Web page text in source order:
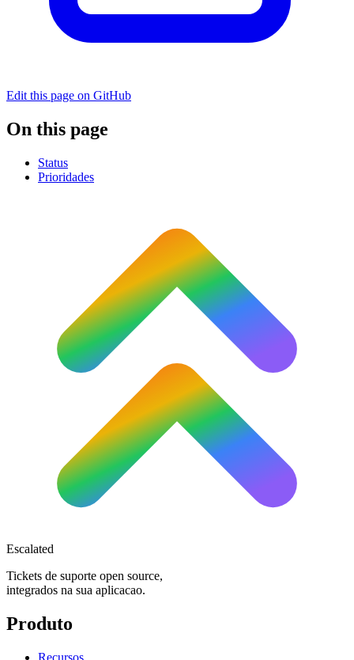
Edit this page on GitHub
On this page
Status
Prioridades
Escalated
Tickets de suporte open source,
integrados na sua aplicacao.
Produto
Recursos